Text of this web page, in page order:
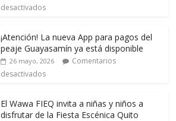
desactivados
¡Atención! La nueva App para pagos del
peaje Guayasamín ya está disponible
26 mayo, 2026
Comentarios
desactivados
El Wawa FIEQ invita a niñas y niños a
disfrutar de la Fiesta Escénica Quito